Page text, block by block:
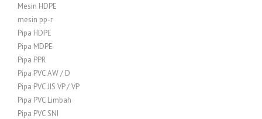
Mesin HDPE
mesin pp-r
Pipa HDPE
Pipa MDPE
Pipa PPR
Pipa PVC AW / D
Pipa PVC JIS VP / VP
Pipa PVC Limbah
Pipa PVC SNI